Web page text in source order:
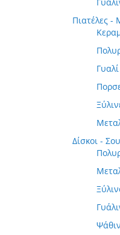
Πιατέλες -
Δίσκοι -